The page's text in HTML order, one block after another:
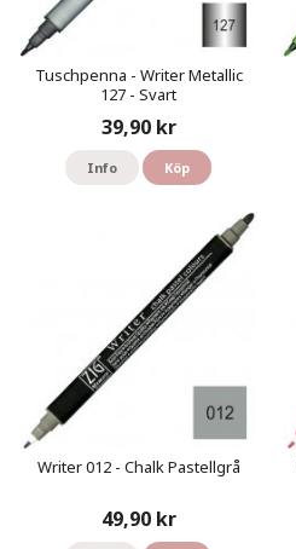
Tuschpenna - Writer Metallic
127 - Svart
39,90 kr
Info Köp
Writer 012 - Chalk Pastellgrå
49,90 kr